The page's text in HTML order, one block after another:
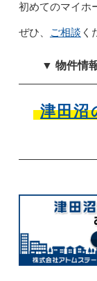
初めてのマイホ
ぜひ、 ご相談 く
▼ 物件情
津田沼